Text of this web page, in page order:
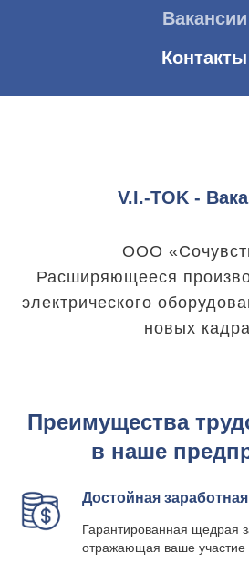
Вакансии
Контакты
V.I.-TOK -
ООО
Расширяющееся
электрического
новых
Преимущества
в наше
Достойная
Гарантированная щедрая
отражающая ваше участие